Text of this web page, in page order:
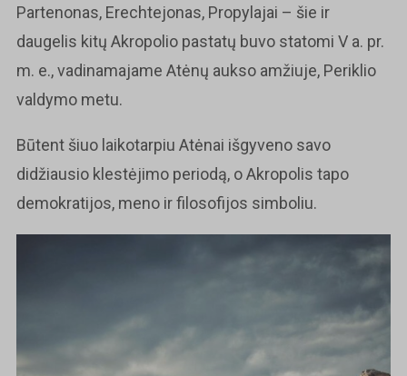
Partenonas, Erechtejonas, Propylajai – šie ir
daugelis kitų Akropolio pastatų buvo statomi V a. pr.
m. e., vadinamajame Atėnų aukso amžiuje, Periklio
valdymo metu.
Būtent šiuo laikotarpiu Atėnai išgyveno savo
didžiausio klestėjimo periodą, o Akropolis tapo
demokratijos, meno ir filosofijos simboliu.